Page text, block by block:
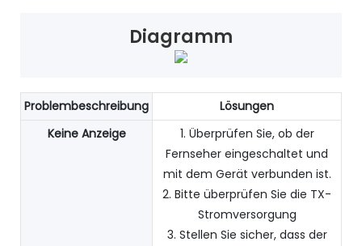
Diagramm
Problembeschreibung
Lösungen
Keine Anzeige
1. Überprüfen Sie, ob der
Fernseher eingeschaltet und
mit dem Gerät verbunden ist.
2. Bitte überprüfen Sie die TX-
Stromversorgung
3. Stellen Sie sicher, dass der